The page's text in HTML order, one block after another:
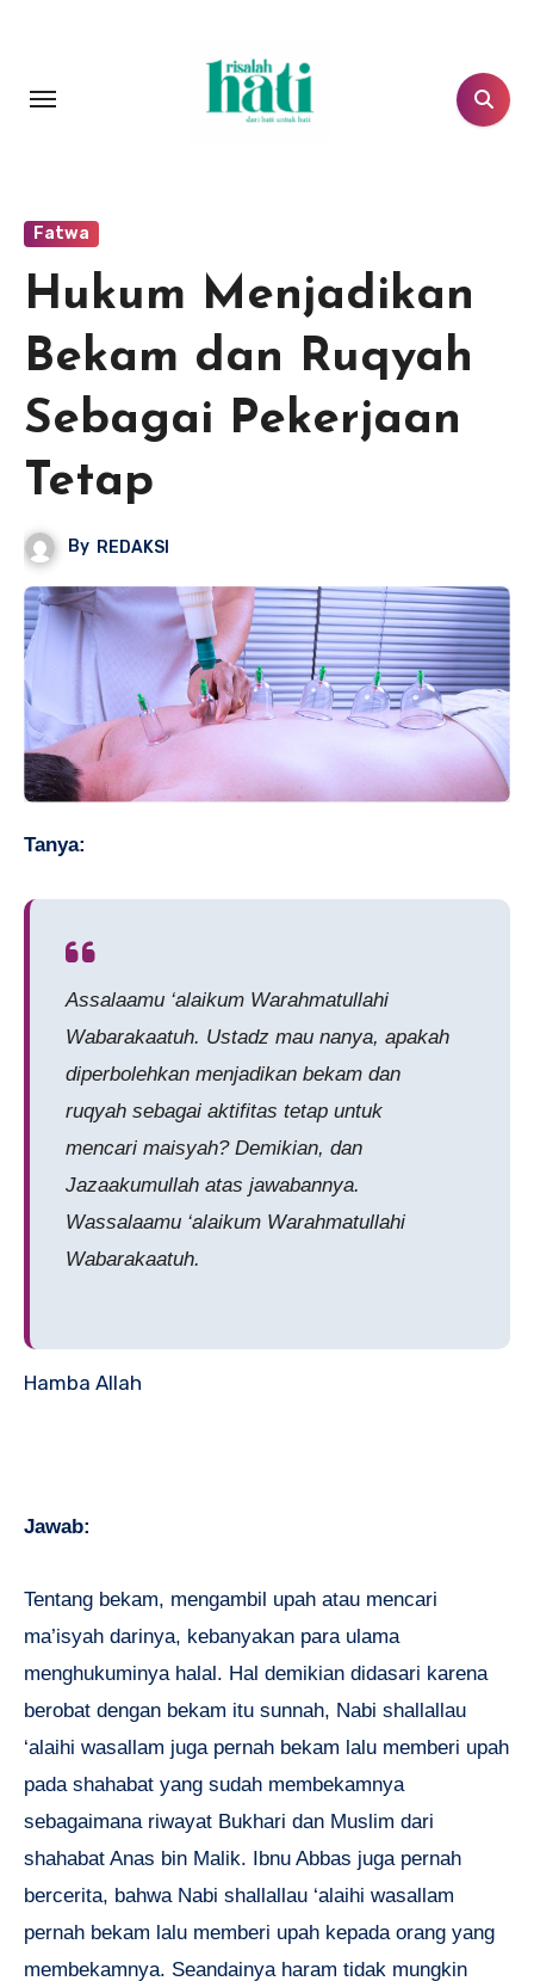
Fatwa
Hukum Menjadikan
Bekam dan Ruqyah
Sebagai Pekerjaan
Tetap
By REDAKSI
Tanya:
Assalaamu ‘alaikum Warahmatullahi
Wabarakaatuh. Ustadz mau nanya, apakah
diperbolehkan menjadikan bekam dan
ruqyah sebagai aktifitas tetap untuk
mencari maisyah? Demikian, dan
Jazaakumullah atas jawabannya.
Wassalaamu ‘alaikum Warahmatullahi
Wabarakaatuh.
Hamba Allah
Jawab:
Tentang bekam, mengambil upah atau mencari
ma’isyah darinya, kebanyakan para ulama
menghukuminya halal. Hal demikian didasari karena
berobat dengan bekam itu sunnah, Nabi shallallau
‘alaihi wasallam juga pernah bekam lalu memberi upah
pada shahabat yang sudah membekamnya
sebagaimana riwayat Bukhari dan Muslim dari
shahabat Anas bin Malik. Ibnu Abbas juga pernah
bercerita, bahwa Nabi shallallau ‘alaihi wasallam
pernah bekam lalu memberi upah kepada orang yang
membekamnya. Seandainya haram tidak mungkin